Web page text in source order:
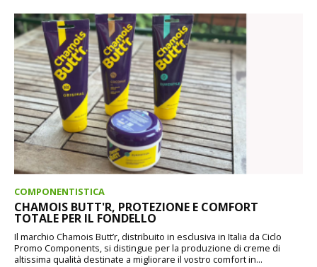
COMPONENTISTICA
CHAMOIS BUTT'R, PROTEZIONE E COMFORT
TOTALE PER IL FONDELLO
Il marchio Chamois Butt’r, distribuito in esclusiva in Italia da Ciclo
Promo Components, si distingue per la produzione di creme di
altissima qualità destinate a migliorare il vostro comfort in...